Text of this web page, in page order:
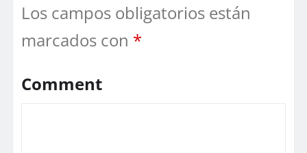
Los campos obligatorios están
marcados con *
Comment